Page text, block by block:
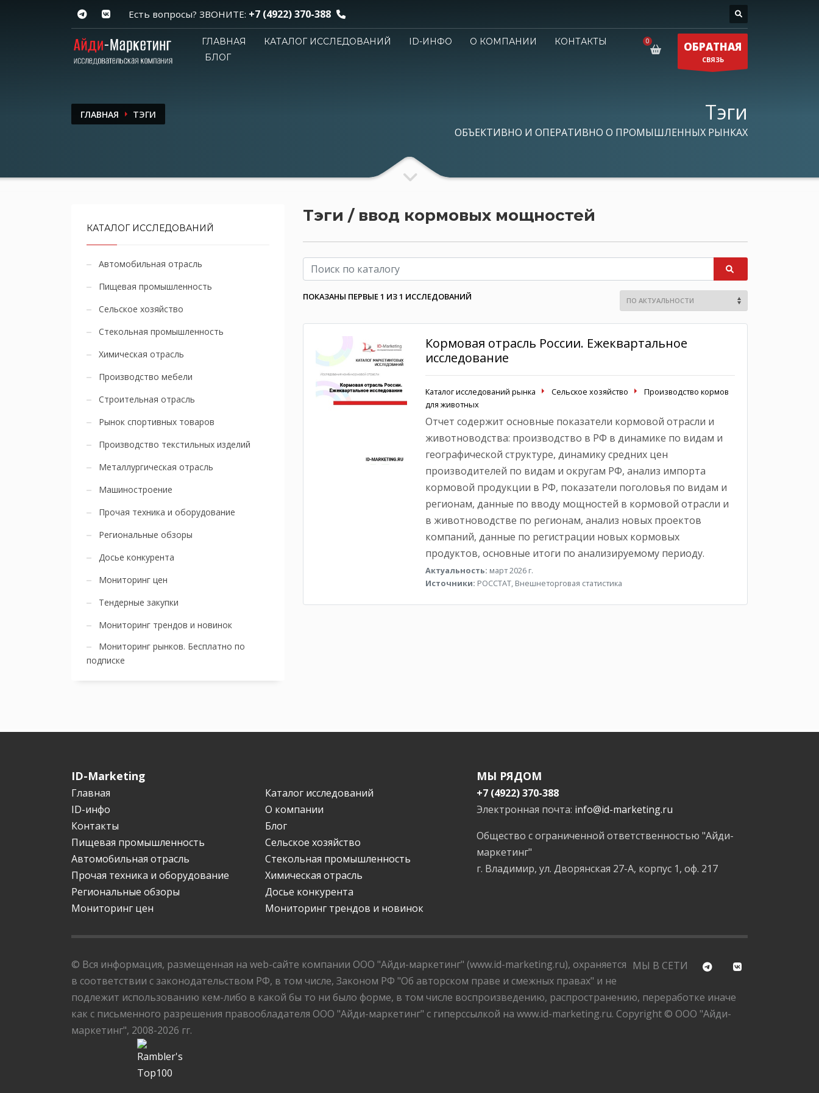
Есть вопросы? ЗВОНИТЕ: +7 (4922) 370-388
ГЛАВНАЯ КАТАЛОГ ИССЛЕДОВАНИЙ ID-ИНФО О КОМПАНИИ
КОНТАКТЫ
БЛОГ
ОБРАТНАЯ
СВЯЗЬ
ГЛАВНАЯ ТЭГИ Тэги
ОБЪЕКТИВНО И ОПЕРАТИВНО О ПРОМЫШЛЕННЫХ РЫНКАХ
Тэги / ввод кормовых мощностей
ПОКАЗАНЫ ПЕРВЫЕ 1 ИЗ 1 ИССЛЕДОВАНИЙ
Кормовая отрасль России. Ежеквартальное
исследование
Каталог исследований рынка Сельское хозяйство
Производство кормов
для животных
Отчет содержит основные показатели кормовой отрасли и
животноводства: производство в РФ в динамике по видам и
географической структуре, динамику средних цен
производителей по видам и округам РФ, анализ импорта
кормовой продукции в РФ, показатели поголовья по видам и
регионам, данные по вводу мощностей в кормовой отрасли и
в животноводстве по регионам, анализ новых проектов
компаний, данные по регистрации новых кормовых
продуктов, основные итоги по анализируемому периоду.
Актуальность: март 2026 г.
Источники: РОССТАТ, Внешнеторговая статистика
КАТАЛОГ ИССЛЕДОВАНИЙ
Автомобильная отрасль
Пищевая промышленность
Сельское хозяйство
Стекольная промышленность
Химическая отрасль
Производство мебели
Строительная отрасль
Рынок спортивных товаров
Производство текстильных изделий
Металлургическая отрасль
Машиностроение
Прочая техника и оборудование
Региональные обзоры
Досье конкурента
Мониторинг цен
Тендерные закупки
Мониторинг трендов и новинок
Мониторинг рынков. Бесплатно по
подписке
ID-Marketing
Главная
Каталог исследований
ID-инфо
О компании
Контакты
Блог
Пищевая промышленность
Сельское хозяйство
Автомобильная отрасль
Стекольная промышленность
Прочая техника и оборудование
Химическая отрасль
Региональные обзоры
Досье конкурента
Мониторинг цен
Мониторинг трендов и новинок
МЫ РЯДОМ
+7 (4922) 370-388
Электронная почта: info@id-marketing.ru
Общество с ограниченной ответственностью "Айди-
маркетинг"
г. Владимир, ул. Дворянская 27-А, корпус 1, оф. 217
МЫ В СЕТИ
© Вся информация, размещенная на web-сайте компании ООО "Айди-маркетинг" (www.id-marketing.ru), охраняется
в соответствии с законодательством РФ, в том числе, Законом РФ "Об авторском праве и смежных правах" и не
подлежит использованию кем-либо в какой бы то ни было форме, в том числе воспроизведению, распространению, переработке иначе
как с письменного разрешения правообладателя ООО "Айди-маркетинг" с гиперссылкой на www.id-marketing.ru. Copyright © ООО "Айди-
маркетинг", 2008-2026 гг.